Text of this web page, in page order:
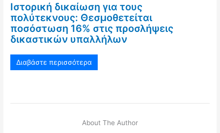
Ιστορική δικαίωση για τους
πολύτεκνους: Θεσμοθετείται
ποσόστωση 16% στις προσλήψεις
δικαστικών υπαλλήλων
Διαβάστε περισσότερα
About The Author